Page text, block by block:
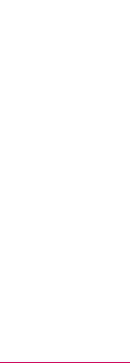
betere
van stikstof
uit te stoten.
én mensen
zetten.
het klimaat.
van CO2-
Wil jij weten